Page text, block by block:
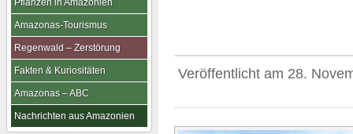
Veröffentlicht am 28.
Pflanzen in Amazonien
Amazonas-Tourismus
Regenwald – Zerstörung
Fakten & Kuriositäten
Amazonas – ABC
Nachrichten aus Amazonien